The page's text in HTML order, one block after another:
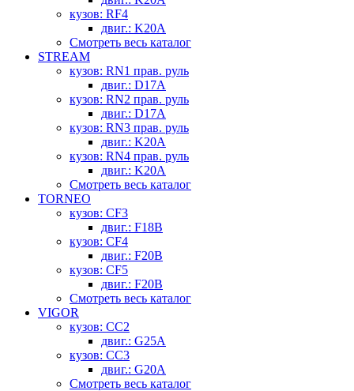
кузов: RF4
двиг.: K20A
Смотреть весь каталог
STREAM
кузов: RN1 прав. руль
двиг.: D17A
кузов: RN2 прав. руль
двиг.: D17A
кузов: RN3 прав. руль
двиг.: K20A
кузов: RN4 прав. руль
двиг.: K20A
Смотреть весь каталог
TORNEO
кузов: CF3
двиг.: F18B
кузов: CF4
двиг.: F20B
кузов: CF5
двиг.: F20B
Смотреть весь каталог
VIGOR
кузов: CC2
двиг.: G25A
кузов: CC3
двиг.: G20A
Смотреть весь каталог